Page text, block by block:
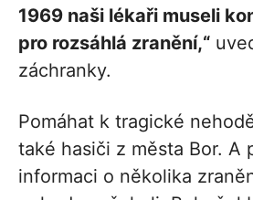
1969 naši lékaři museli
pro rozsáhlá zranění,“
záchranky.
Pomáhat k tragické
také hasiči z města Bor. A
informaci o několika